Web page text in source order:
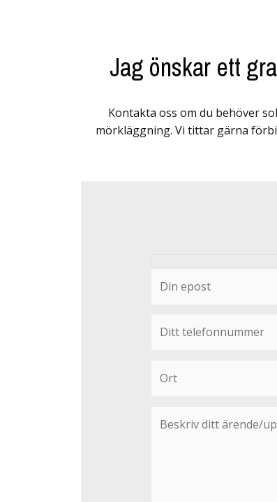
Jag önskar ett
Kontakta oss om du behöver
mörkläggning. Vi tittar gärna